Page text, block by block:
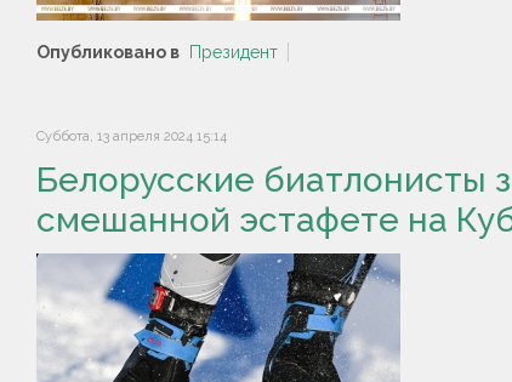
Опубликовано в Президент
Суббота, 13 апреля 2024 15:14
Белорусские биатлонисты
смешанной эстафете на